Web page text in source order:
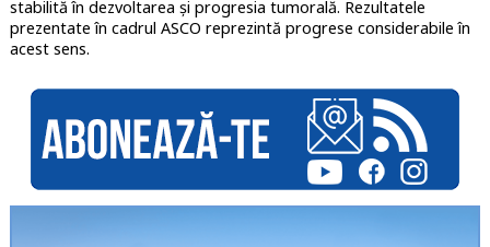
stabilită în dezvoltarea şi progresia tumorală. Rezultatele
prezentate în cadrul ASCO reprezintă progrese considerabile în
acest sens.